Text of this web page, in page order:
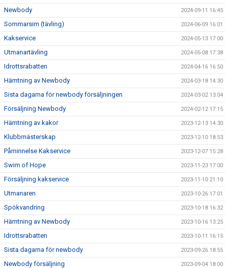
Newbody 2024-09-11 16:45
Sommarsim (tävling) 2024-06-09 16:01
Kakservice 2024-05-13 17:00
Utmanartävling 2024-05-08 17:38
Idrottsrabatten 2024-04-16 16:50
Hämtning av Newbody 2024-03-18 14:30
Sista dagarna för newbody försäljningen 2024-03-02 13:04
Försäljning Newbody 2024-02-12 17:15
Hämtning av kakor 2023-12-13 14:30
Klubbmästerskap 2023-12-10 18:53
Påminnelse Kakservice 2023-12-07 15:28
Swim of Hope 2023-11-23 17:00
Försäljning kakservice 2023-11-10 21:10
Utmanaren 2023-10-26 17:01
Spökvandring 2023-10-18 16:32
Hämtning av Newbody 2023-10-16 13:25
Idrottsrabatten 2023-10-11 16:15
Sista dagarna för newbody 2023-09-26 18:55
Newbody försäljning 2023-09-04 18:00